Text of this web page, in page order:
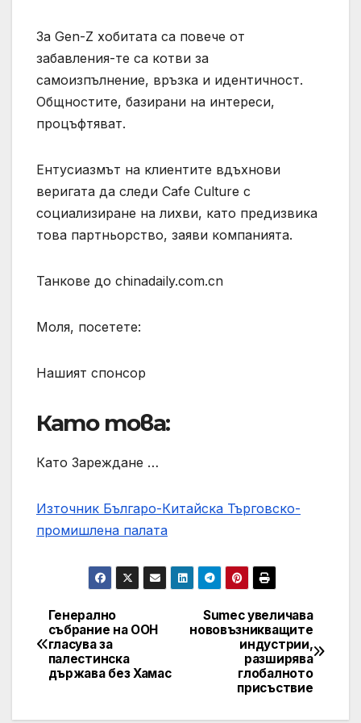
За Gen-Z хобитата са повече от
забавления-те са котви за
самоизпълнение, връзка и идентичност.
Общностите, базирани на интереси,
процъфтяват.
Ентусиазмът на клиентите вдъхнови
веригата да следи Cafe Culture с
социализиране на лихви, като предизвика
това партньорство, заяви компанията.
Танкове до chinadaily.com.cn
Моля, посетете:
Нашият спонсор
Като това:
Като Зареждане …
Източник Българо-Китайска Търговско-
промишлена палaта
Навигация
Sumec увеличава
нововъзникващите
индустрии,
разширява
глобалното
присъствие
Генерално
събрание на ООН
гласува за
палестинска
държава без Хамас